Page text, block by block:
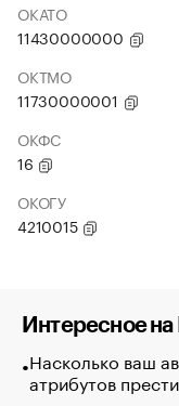
ОКАТО
11430000000
ОКТМО
11730000001
ОКФС
16
ОКОГУ
4210015
Интересное
Насколько ваш
атрибутов